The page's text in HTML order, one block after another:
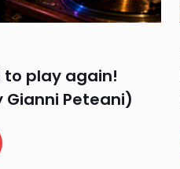
to play again!
Gianni Peteani)